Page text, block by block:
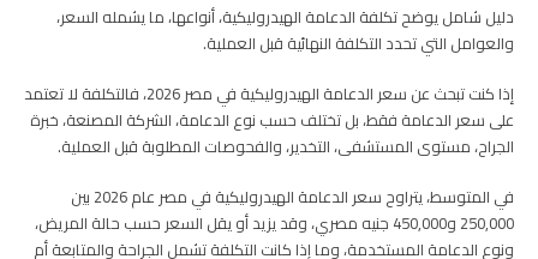
دليل شامل يوضح تكلفة الدعامة الهيدروليكية، أنواعها، ما يشمله السعر،
والعوامل التي تحدد التكلفة النهائية قبل العملية.
إذا كنت تبحث عن سعر الدعامة الهيدروليكية في مصر 2026، فالتكلفة لا تعتمد
على سعر الدعامة فقط، بل تختلف حسب نوع الدعامة، الشركة المصنعة، خبرة
الجراح، مستوى المستشفى، التخدير، والفحوصات المطلوبة قبل العملية.
في المتوسط، يتراوح سعر الدعامة الهيدروليكية في مصر عام 2026 بين
250,000 و450,000 جنيه مصري، وقد يزيد أو يقل السعر حسب حالة المريض،
ونوع الدعامة المستخدمة، وما إذا كانت التكلفة تشمل الجراحة والمتابعة أم